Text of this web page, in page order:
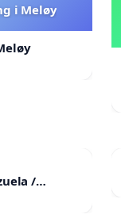
i Meløy
/
the